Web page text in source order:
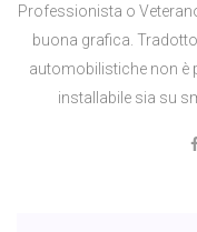
Professionista o
buona grafica.
automobilistiche non è
installabile sia su